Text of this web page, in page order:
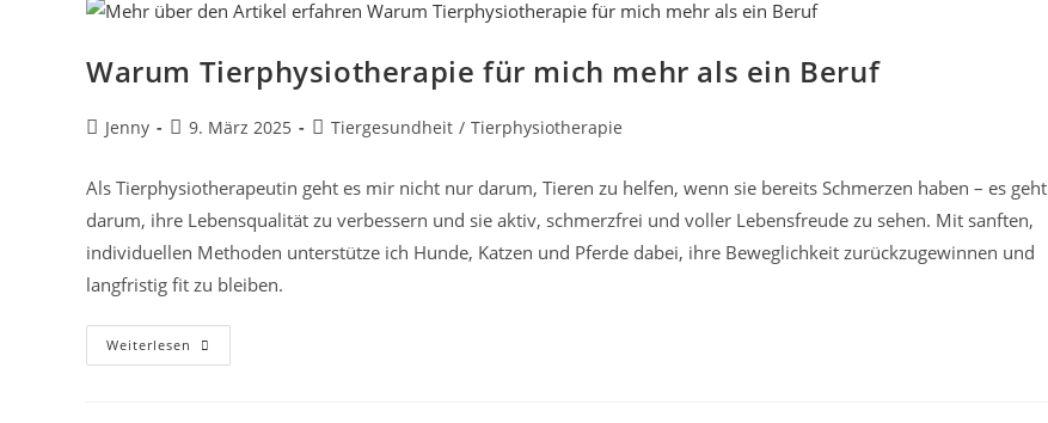
Warum Tierphysiotherapie für mich mehr als ein Beruf
Jenny 9. März 2025 Tiergesundheit / Tierphysiotherapie
Als Tierphysiotherapeutin geht es mir nicht nur darum, Tieren zu helfen, wenn sie bereits Schmerzen haben – es geht
darum, ihre Lebensqualität zu verbessern und sie aktiv, schmerzfrei und voller Lebensfreude zu sehen. Mit sanften,
individuellen Methoden unterstütze ich Hunde, Katzen und Pferde dabei, ihre Beweglichkeit zurückzugewinnen und
langfristig fit zu bleiben.
Weiterlesen